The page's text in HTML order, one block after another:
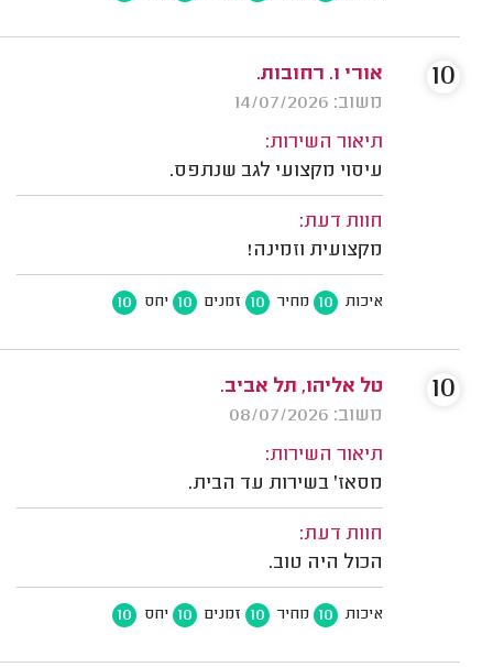
אורי ו. רחובות.
משוב: 14/07/2026
תיאור השירות:
עיסוי מקצועי לגב שנתפס.
חוות דעת:
מקצועית וזמינה!
איכות 10 מחיר 10 זמנים 10 יחס 10
10
טל אליהו, תל אביב.
משוב: 08/07/2026
תיאור השירות:
מסאז' בשירות עד הבית.
חוות דעת:
הכול היה טוב.
איכות 10 מחיר 10 זמנים 10 יחס 10
10